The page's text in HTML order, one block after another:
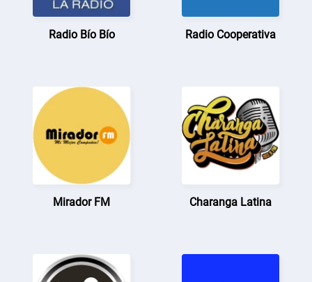
Radio Bío Bío Radio Cooperativa
Mirador FM Charanga Latina